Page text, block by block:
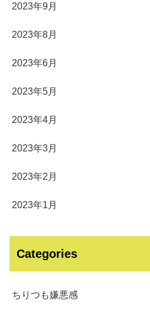
2023年9月
2023年8月
2023年6月
2023年5月
2023年4月
2023年3月
2023年2月
2023年1月
Categories
ちりつも嫌悪感